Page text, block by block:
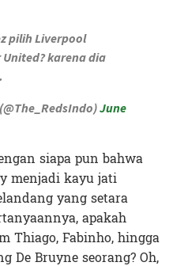
pilih Liverpool
karena dia
June
siapa pun bahwa
menjadi kayu jati
yang setara
apakah
Thiago, Fabinho, hingga
De Bruyne seorang? Oh,